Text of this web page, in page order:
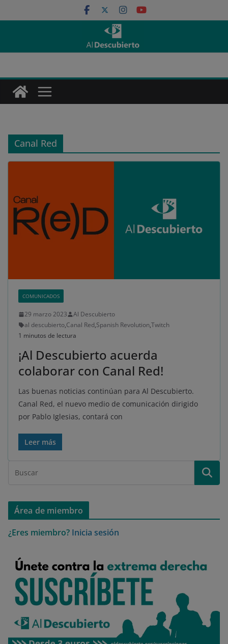
al
Canal Red
COMUNICADOS
29 marzo 2023
Al Descubierto
al descubierto,Canal Red,Spanish Revolution,Twitch
1 minutos de lectura
¡Al Descubierto acuerda
colaborar con Canal Red!
Las buenas noticias continúan para Al Descubierto.
Canal Red, el nuevo medio de comunicación dirigido
por Pablo Iglesias, contará con
Leer más
Área de miembro
¿Eres miembro? Inicia sesión